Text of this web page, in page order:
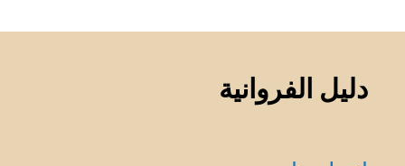
دليل الفروانية